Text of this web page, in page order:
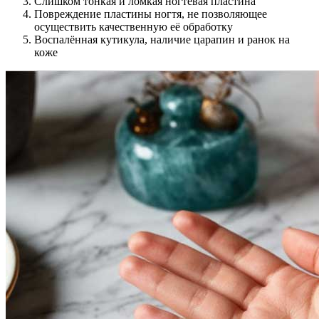
Повреждение пластины ногтя, не позволяющее
осуществить качественную её обработку
Воспалённая кутикула, наличие царапин и ранок на
коже